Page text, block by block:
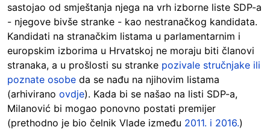
sastojao od smještanja njega na vrh izborne liste SDP-a
- njegove bivše stranke - kao nestranačkog kandidata.
Kandidati na stranačkim listama u parlamentarnim i
europskim izborima u Hrvatskoj ne moraju biti članovi
stranaka, a u prošlosti su stranke pozivale stručnjake ili
poznate osobe da se nađu na njihovim listama
(arhivirano ovdje). Kada bi se našao na listi SDP-a,
Milanović bi mogao ponovno postati premijer
(prethodno je bio čelnik Vlade između 2011. i 2016.)